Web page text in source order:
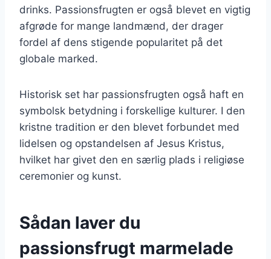
drinks. Passionsfrugten er også blevet en vigtig
afgrøde for mange landmænd, der drager
fordel af dens stigende popularitet på det
globale marked.
Historisk set har passionsfrugten også haft en
symbolsk betydning i forskellige kulturer. I den
kristne tradition er den blevet forbundet med
lidelsen og opstandelsen af Jesus Kristus,
hvilket har givet den en særlig plads i religiøse
ceremonier og kunst.
Sådan laver du
passionsfrugt marmelade